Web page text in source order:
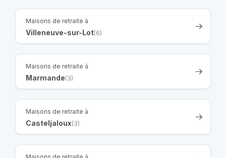
Maisons de retraite à
Villeneuve-sur-Lot(6)
Maisons de retraite à
Marmande(3)
Maisons de retraite à
Casteljaloux(3)